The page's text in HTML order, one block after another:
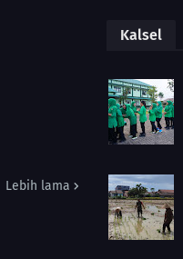
Lebih lama
Kalsel